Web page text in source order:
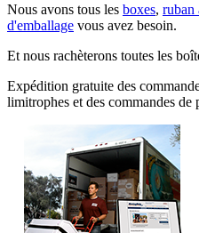
Nous avons tous les boxes, ruban
d'emballage vous avez besoin.
Et nous rachèterons toutes les
Expédition gratuite des
limitrophes et des commandes de